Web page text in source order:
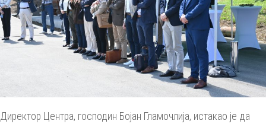
Директор Центра, господин Бојан Гламочлија, истакао је да